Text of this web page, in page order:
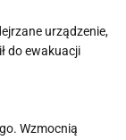
urządzenie,
do ewakuacji
Wzmocnią